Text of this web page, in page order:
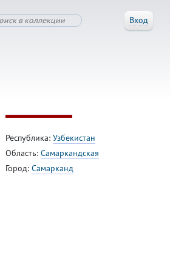
Вход
Республика: Узбекистан
Область: Самаркандская
Город: Самарканд